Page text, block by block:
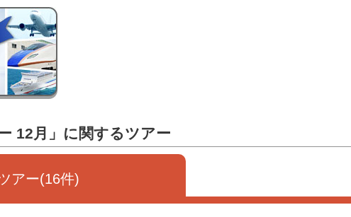
12月」に関するツアー
アー(16件)